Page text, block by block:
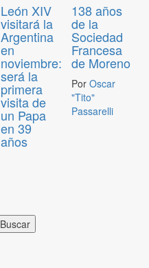
León XIV
visitará la
Argentina
en
noviembre:
será la
primera
visita de
un Papa
en 39
años
138 años
de la
Sociedad
Francesa
de Moreno
Por Oscar
"Tito"
Passarelli